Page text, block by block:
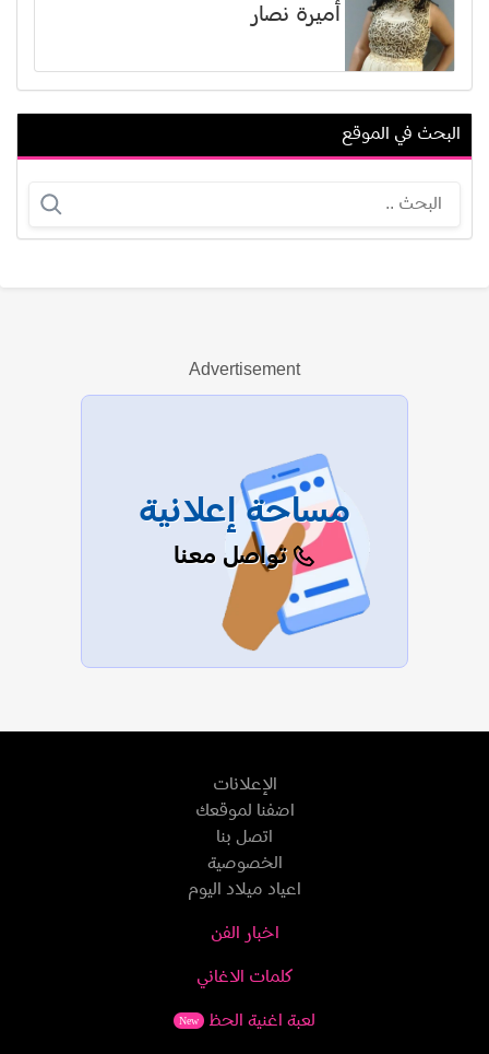
أميرة نصار
نسرين الراضي
عرض الكل
البحث في الموقع
Advertisement
مساحة إعلانية
تواصل معنا
الإعلانات
اضفنا لموقعك
اتصل بنا
الخصوصية
اعياد ميلاد اليوم
اخبار الفن
كلمات الاغاني
لعبة اغنية الحظ New